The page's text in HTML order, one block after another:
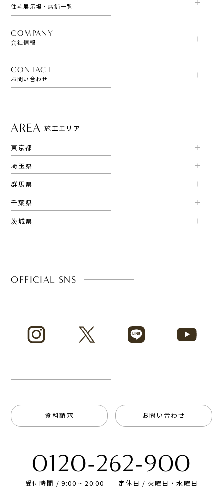
住宅展示場・店舗一覧
COMPANY
会社情報
CONTACT
お問い合わせ
AREA 施工エリア
東京都
埼玉県
群馬県
千葉県
茨城県
OFFICIAL SNS
資料請求 お問い合わせ
0120-262-900
受付時間 / 9:00 ~ 20:00 定休日 / 火曜日・水曜日